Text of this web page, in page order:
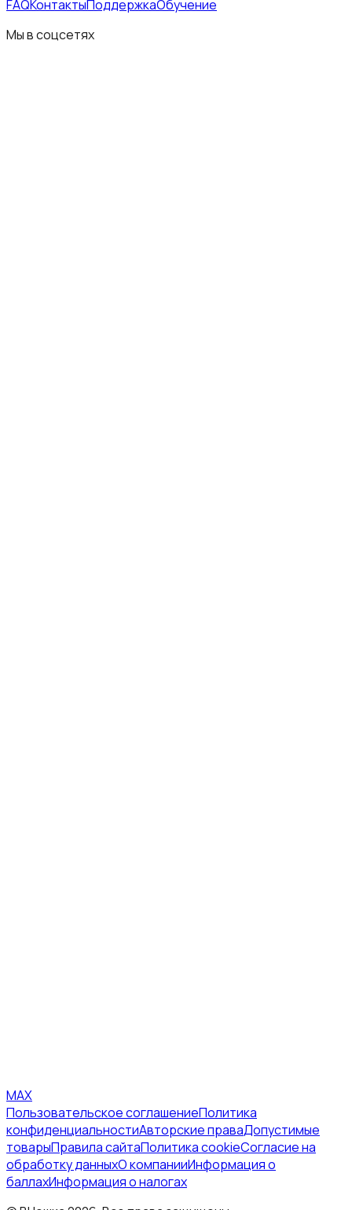
FAQКонтактыПоддержкаОбучение
Мы в соцсетях
MAX
Пользовательское соглашениеПолитика
конфиденциальностиАвторские праваДопустимые
товарыПравила сайтаПолитика cookieСогласие на
обработку данныхО компанииИнформация о
баллахИнформация о налогах